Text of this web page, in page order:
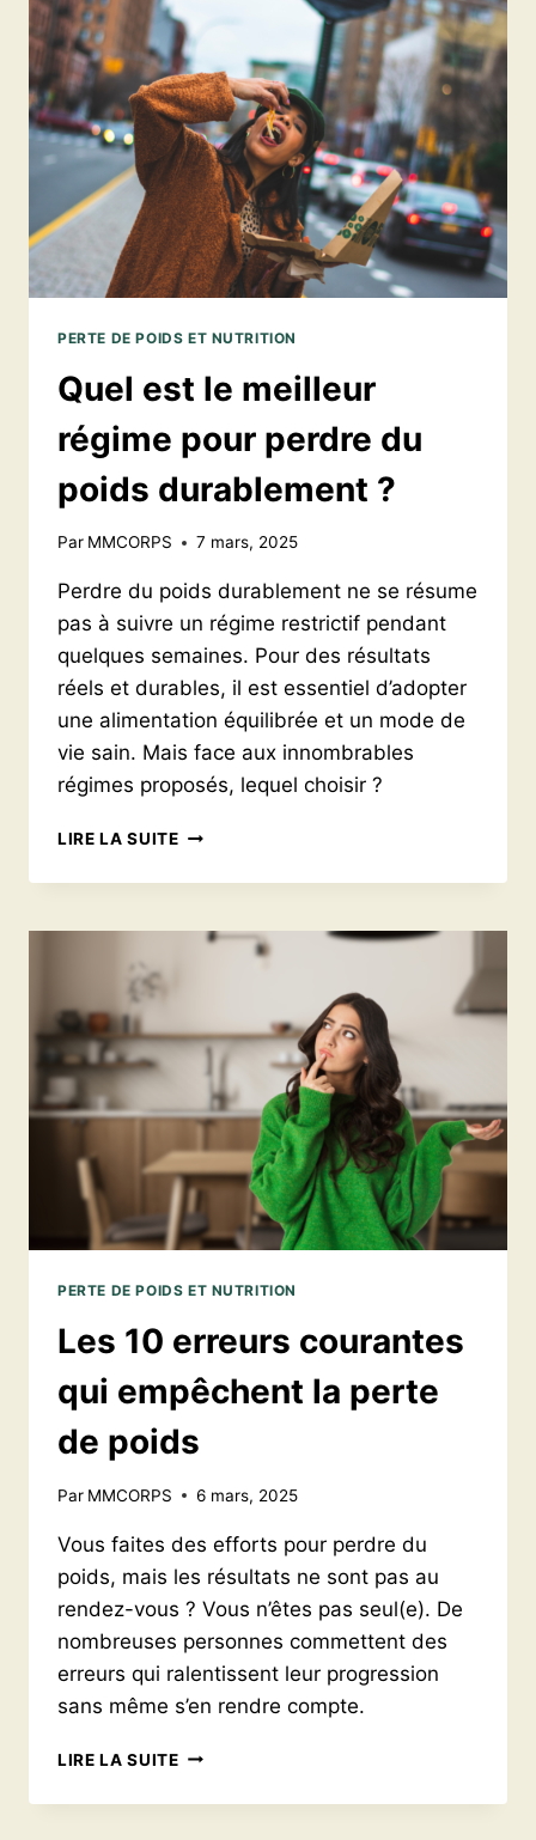
7
JOURS
PERTE DE POIDS ET NUTRITION
Quel est le meilleur
régime pour perdre du
poids durablement ?
Par MMCORPS 7 mars, 2025
Perdre du poids durablement ne se résume
pas à suivre un régime restrictif pendant
quelques semaines. Pour des résultats
réels et durables, il est essentiel d’adopter
une alimentation équilibrée et un mode de
vie sain. Mais face aux innombrables
régimes proposés, lequel choisir ?
LIRE LA SUITEQUEL
LE
RÉGIME
POIDS
DURABLEMENT
PERTE DE POIDS ET NUTRITION
Les 10 erreurs courantes
qui empêchent la perte
de poids
Par MMCORPS 6 mars, 2025
Vous faites des efforts pour perdre du
poids, mais les résultats ne sont pas au
rendez-vous ? Vous n’êtes pas seul(e). De
nombreuses personnes commettent des
erreurs qui ralentissent leur progression
sans même s’en rendre compte.
LIRE LA SUITELES
ERREURS